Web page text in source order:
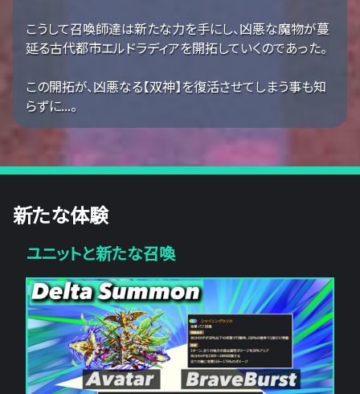
こうして召喚師達は新たな力を手にし、凶悪な魔物が蔓
延る古代都市エルドラディアを開拓していくのであった。
この開拓が、凶悪なる【双神】を復活させてしまう事も知
らずに...。
新たな体験
ユニットと新たな召喚